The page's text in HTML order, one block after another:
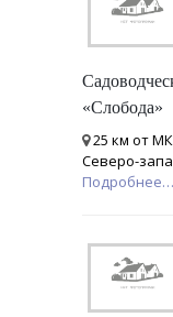
«Слобода»
25 км от
Северо-
Подробнее…